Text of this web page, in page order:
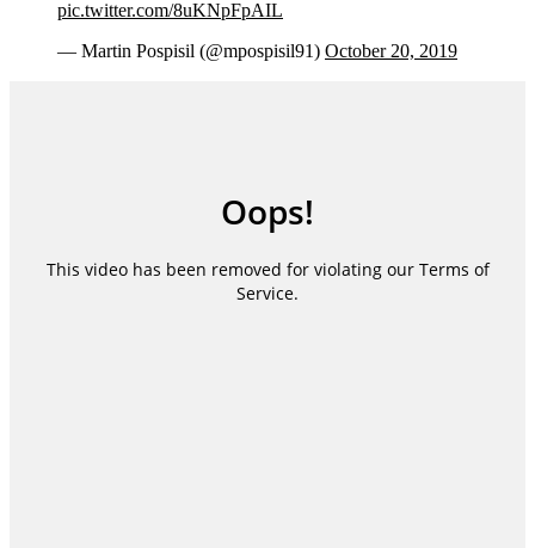
pic.twitter.com/8uKNpFpAIL
— Martin Pospisil (@mpospisil91) October 20, 2019